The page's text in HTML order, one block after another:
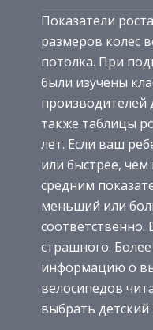
Показатели
размеров колес
потолка. При
были изучены
производителей
также таблицы
лет. Если ваш
или быстрее,
средним
меньший или
соответственно.
страшного.
информацию о
велосипедов
выбрать детский